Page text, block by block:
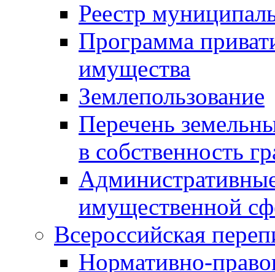
Реестр
Программа
имущества
Землепользование
Перечень
в собственность
имущественной
Всероссийская
Нормативно-